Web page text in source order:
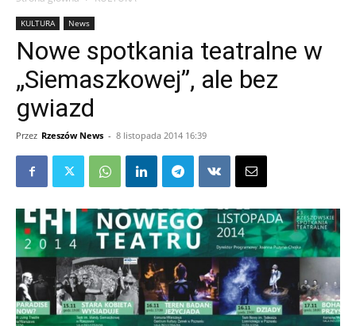
KULTURA News
Nowe spotkania teatralne w
„Siemaszkowej”, ale bez
gwiazd
Przez Rzeszów News - 8 listopada 2014 16:39